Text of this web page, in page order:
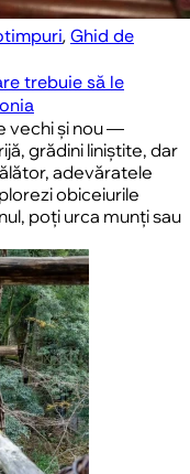
,Ghid de
trebuie să le
vechi și nou —
grădini liniștite, dar
adevăratele
obiceiurile
poți urca munți sau